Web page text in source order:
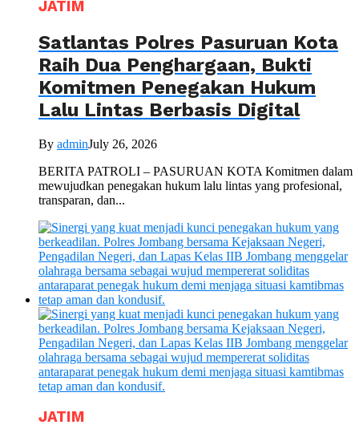
JATIM
Satlantas Polres Pasuruan Kota
Raih Dua Penghargaan, Bukti
Komitmen Penegakan Hukum
Lalu Lintas Berbasis Digital
By adminJuly 26, 2026
BERITA PATROLI – PASURUAN KOTA Komitmen dalam
mewujudkan penegakan hukum lalu lintas yang profesional,
transparan, dan...
JATIM